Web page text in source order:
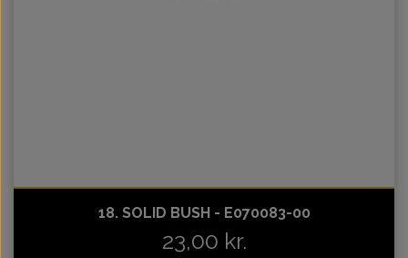
18. SOLID BUSH - E070083-00
23,00 kr.